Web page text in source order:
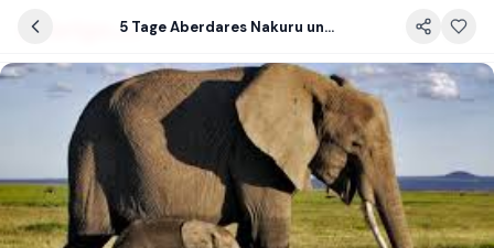
5 Tage Aberdares Nakuru und Mara Explorer